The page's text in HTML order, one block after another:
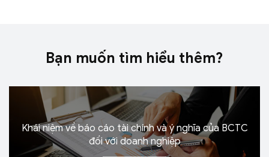
Bạn muốn tìm hiểu thêm?
Khái niệm về báo cáo tài chính và ý nghĩa của BCTC
đối với doanh nghiệp